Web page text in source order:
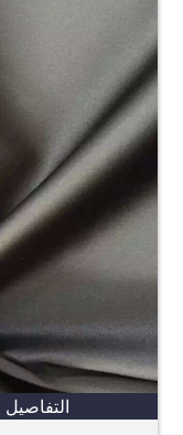
التفاصيل